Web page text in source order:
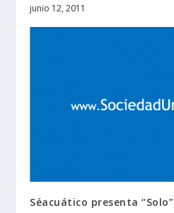
junio 12, 2011
Séacuático presenta “Solo”